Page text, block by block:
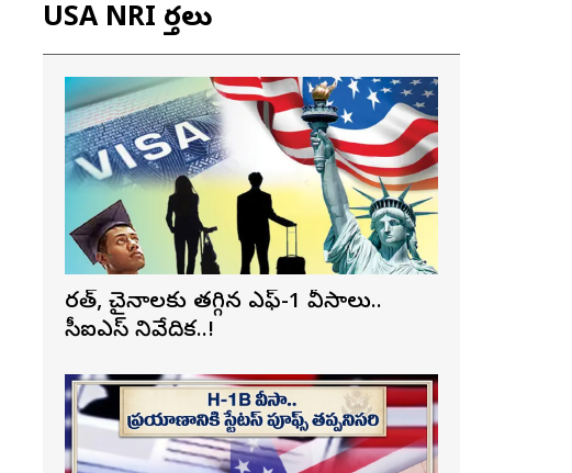
USA NRI వార్తలు
భారత్, చైనాలకు తగ్గిన ఎఫ్-1 వీసాలు..
సీఐఎస్ నివేదిక..!